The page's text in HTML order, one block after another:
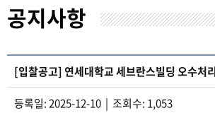
공지사항
[입찰공고] 연세대학교 세브란스빌딩 오수처
등록일: 2025-12-10 | 조회수: 1,053